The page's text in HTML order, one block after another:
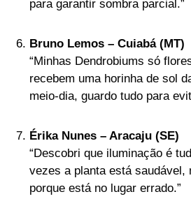
para garantir sombra parcial.”
Bruno Lemos – Cuiabá (MT)
“Minhas Dendrobiums só
recebem uma horinha de sol
meio-dia, guardo tudo para
Érika Nunes – Aracaju (SE)
“Descobri que iluminação é
vezes a planta está saudável,
porque está no lugar errado.”